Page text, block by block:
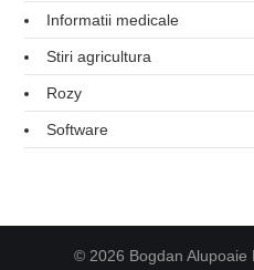
Informatii medicale
Stiri agricultura
Rozy
Software
© 2026 Bogdan Alupoaie